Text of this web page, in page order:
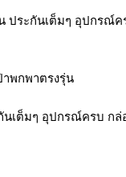
ประกันเต็มๆ อุปกรณ์
าพกพาตรงรุ่น
เต็มๆ อุปกรณ์ครบ ก